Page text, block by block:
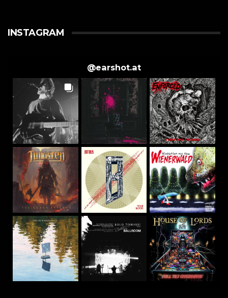
INSTAGRAM
@earshot.at